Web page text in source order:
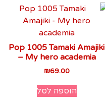
Pop 1005 Tamaki Amajiki
– My hero academia
₪69.00
הוספה לסל